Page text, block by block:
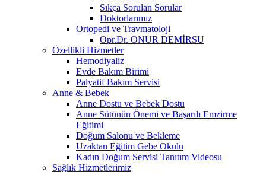
Sıkça Sorulan Sorular
Doktorlarımız
Ortopedi ve Travmatoloji
Opr.Dr. ONUR DEMİRSU
Özellikli Hizmetler
Hemodiyaliz
Evde Bakım Birimi
Palyatif Bakım Servisi
Anne & Bebek
Anne Dostu ve Bebek Dostu
Anne Sütünün Önemi ve Başarılı Emzirme
Eğitimi
Doğum Salonu ve Bekleme
Uzaktan Eğitim Gebe Okulu
Kadın Doğum Servisi Tanıtım Videosu
Sağlık Hizmetlerimiz